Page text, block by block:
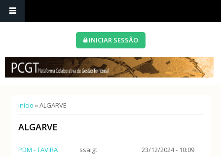
INICIAR SESSÃO
Está aqui
Início » ALGARVE
ALGARVE
PDM - TAVIRA ssaigt 23/12/2024 - 10:09